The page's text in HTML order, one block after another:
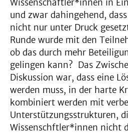
Wissenschaftler*innen in
und zwar dahingehend,
nicht nur unter Druck
Runde wurde mit den
ob das durch mehr
gelingen kann? Das
Diskussion war, dass eine
werden muss, in der harte
kombiniert werden mit
Unterstützungsstrukturen,
Wissenschftler*innen nicht